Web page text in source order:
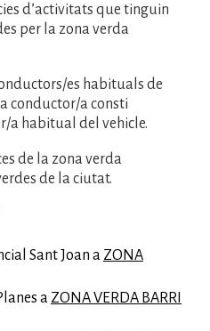
d’activitats que tinguin
per la zona verda
es habituals de
conductor/a consti
a habitual del vehicle.
de la zona verda
de la ciutat.
Sant Joan a ZONA
a ZONA VERDA BARRI